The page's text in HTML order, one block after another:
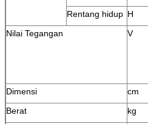
Rentang hidup H
Nilai Tegangan
V
Dimensi
cm
Berat
kg